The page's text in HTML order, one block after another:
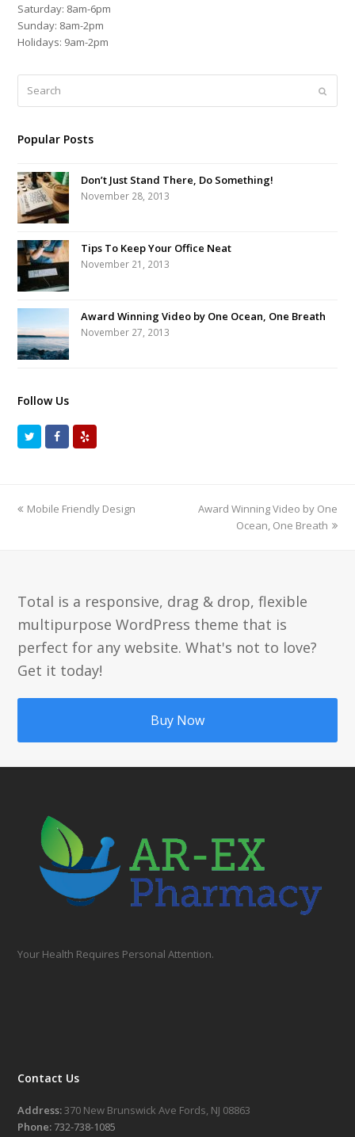
Saturday: 8am-6pm
Sunday: 8am-2pm
Holidays: 9am-2pm
Popular Posts
Don’t Just Stand There, Do Something!
November 28, 2013
Tips To Keep Your Office Neat
November 21, 2013
Award Winning Video by One Ocean, One Breath
November 27, 2013
Follow Us
t
e
k
p
previous
Mobile Friendly Design
next
Award Winning Video by One
Ocean, One Breath
Total is a responsive, drag & drop, flexible
multipurpose WordPress theme that is
perfect for any website. What's not to love?
Get it today!
Buy Now
Your Health Requires Personal Attention.
Contact Us
Address:370 New Brunswick Ave Fords, NJ 08863
Phone: 732-738-1085